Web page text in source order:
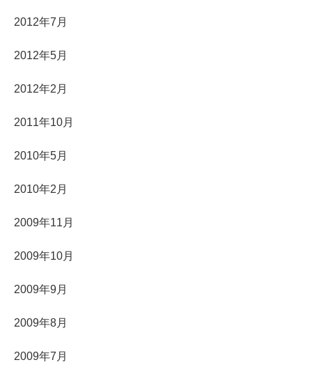
2012年7月
2012年5月
2012年2月
2011年10月
2010年5月
2010年2月
2009年11月
2009年10月
2009年9月
2009年8月
2009年7月